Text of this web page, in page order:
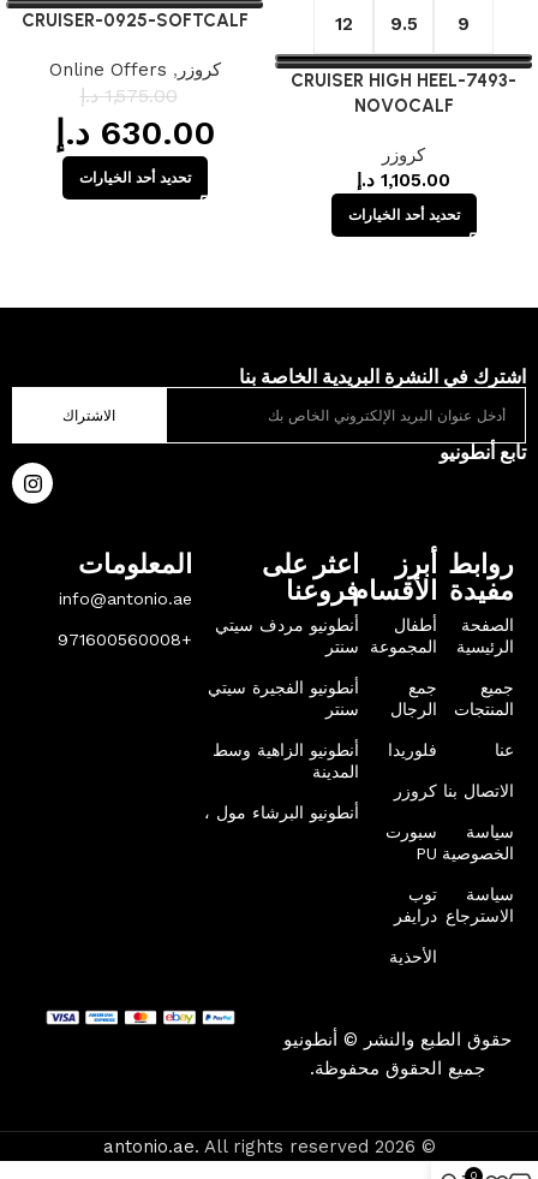
9
9.5
12
CRUISER HIGH HEEL-7493-
NOVOCALF
كروزر
1,105.00 د.إ
تحديد أحد الخيارات
CRUISER-0925-SOFTCALF
كروزر ,
Online Offers
1,575.00 د.إ
630.00 د.إ
تحديد أحد الخيارات
اشترك في النشرة البريدية الخاصة بنا
الاشتراك
تابع أنطونيو
روابط
مفيدة
الصفحة
الرئيسية
جميع
المنتجات
عنا
الاتصال بنا
سياسة
الخصوصية
سياسة
الاسترجاع
أبرز
الأقسام
أطفال
المجموعة
جمع
الرجال
فلوريدا
كروزر
سبورت
PU
توب
درايفر
الأحذية
اعثر على
فروعنا
أنطونيو مردف سيتي
سنتر
أنطونيو الفجيرة سيتي
سنتر
أنطونيو الزاهية وسط
المدينة
أنطونيو البرشاء مول ،
المعلومات
info@antonio.ae
+971600560008
حقوق الطبع والنشر © أنطونيو
جميع الحقوق محفوظة.
© 2026
antonio.ae. All rights reserved
0